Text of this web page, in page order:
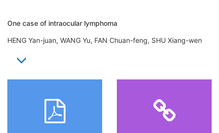
One case of intraocular lymphoma
HENG Yan-juan, WANG Yu, FAN Chuan-feng, SHU Xiang-wen